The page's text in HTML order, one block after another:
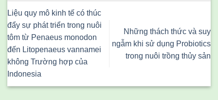
Liệu quy mô kinh tế có thúc
đẩy sự phát triển trong nuôi
tôm từ Penaeus monodon
đến Litopenaeus vannamei
không Trường hợp của
Indonesia
Những thách thức và suy
ngẫm khi sử dụng Probiotics
trong nuôi trồng thủy sản